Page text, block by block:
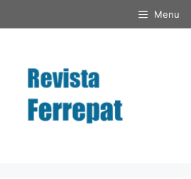
al
Menu